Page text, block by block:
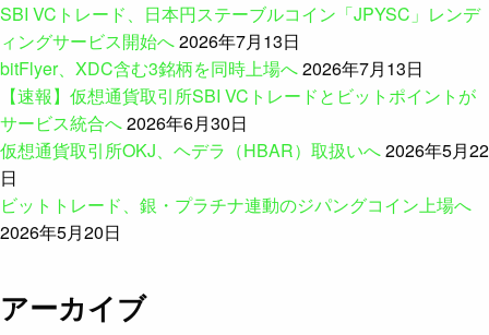
SBI VCトレード、日本円ステーブルコイン「JPYSC」レンデ
ィングサービス開始へ2026年7月13日
bitFlyer、XDC含む3銘柄を同時上場へ2026年7月13日
【速報】仮想通貨取引所SBI VCトレードとビットポイントが
サービス統合へ2026年6月30日
仮想通貨取引所OKJ、ヘデラ（HBAR）取扱いへ2026年5月22
日
ビットトレード、銀・プラチナ連動のジパングコイン上場へ
2026年5月20日
アーカイブ